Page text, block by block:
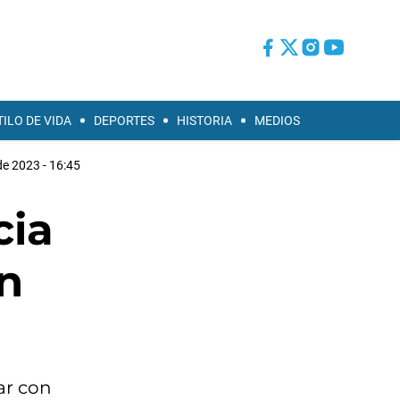
DE VIDA DEPORTES HISTORIA MEDIOS
2023 - 16:45
con